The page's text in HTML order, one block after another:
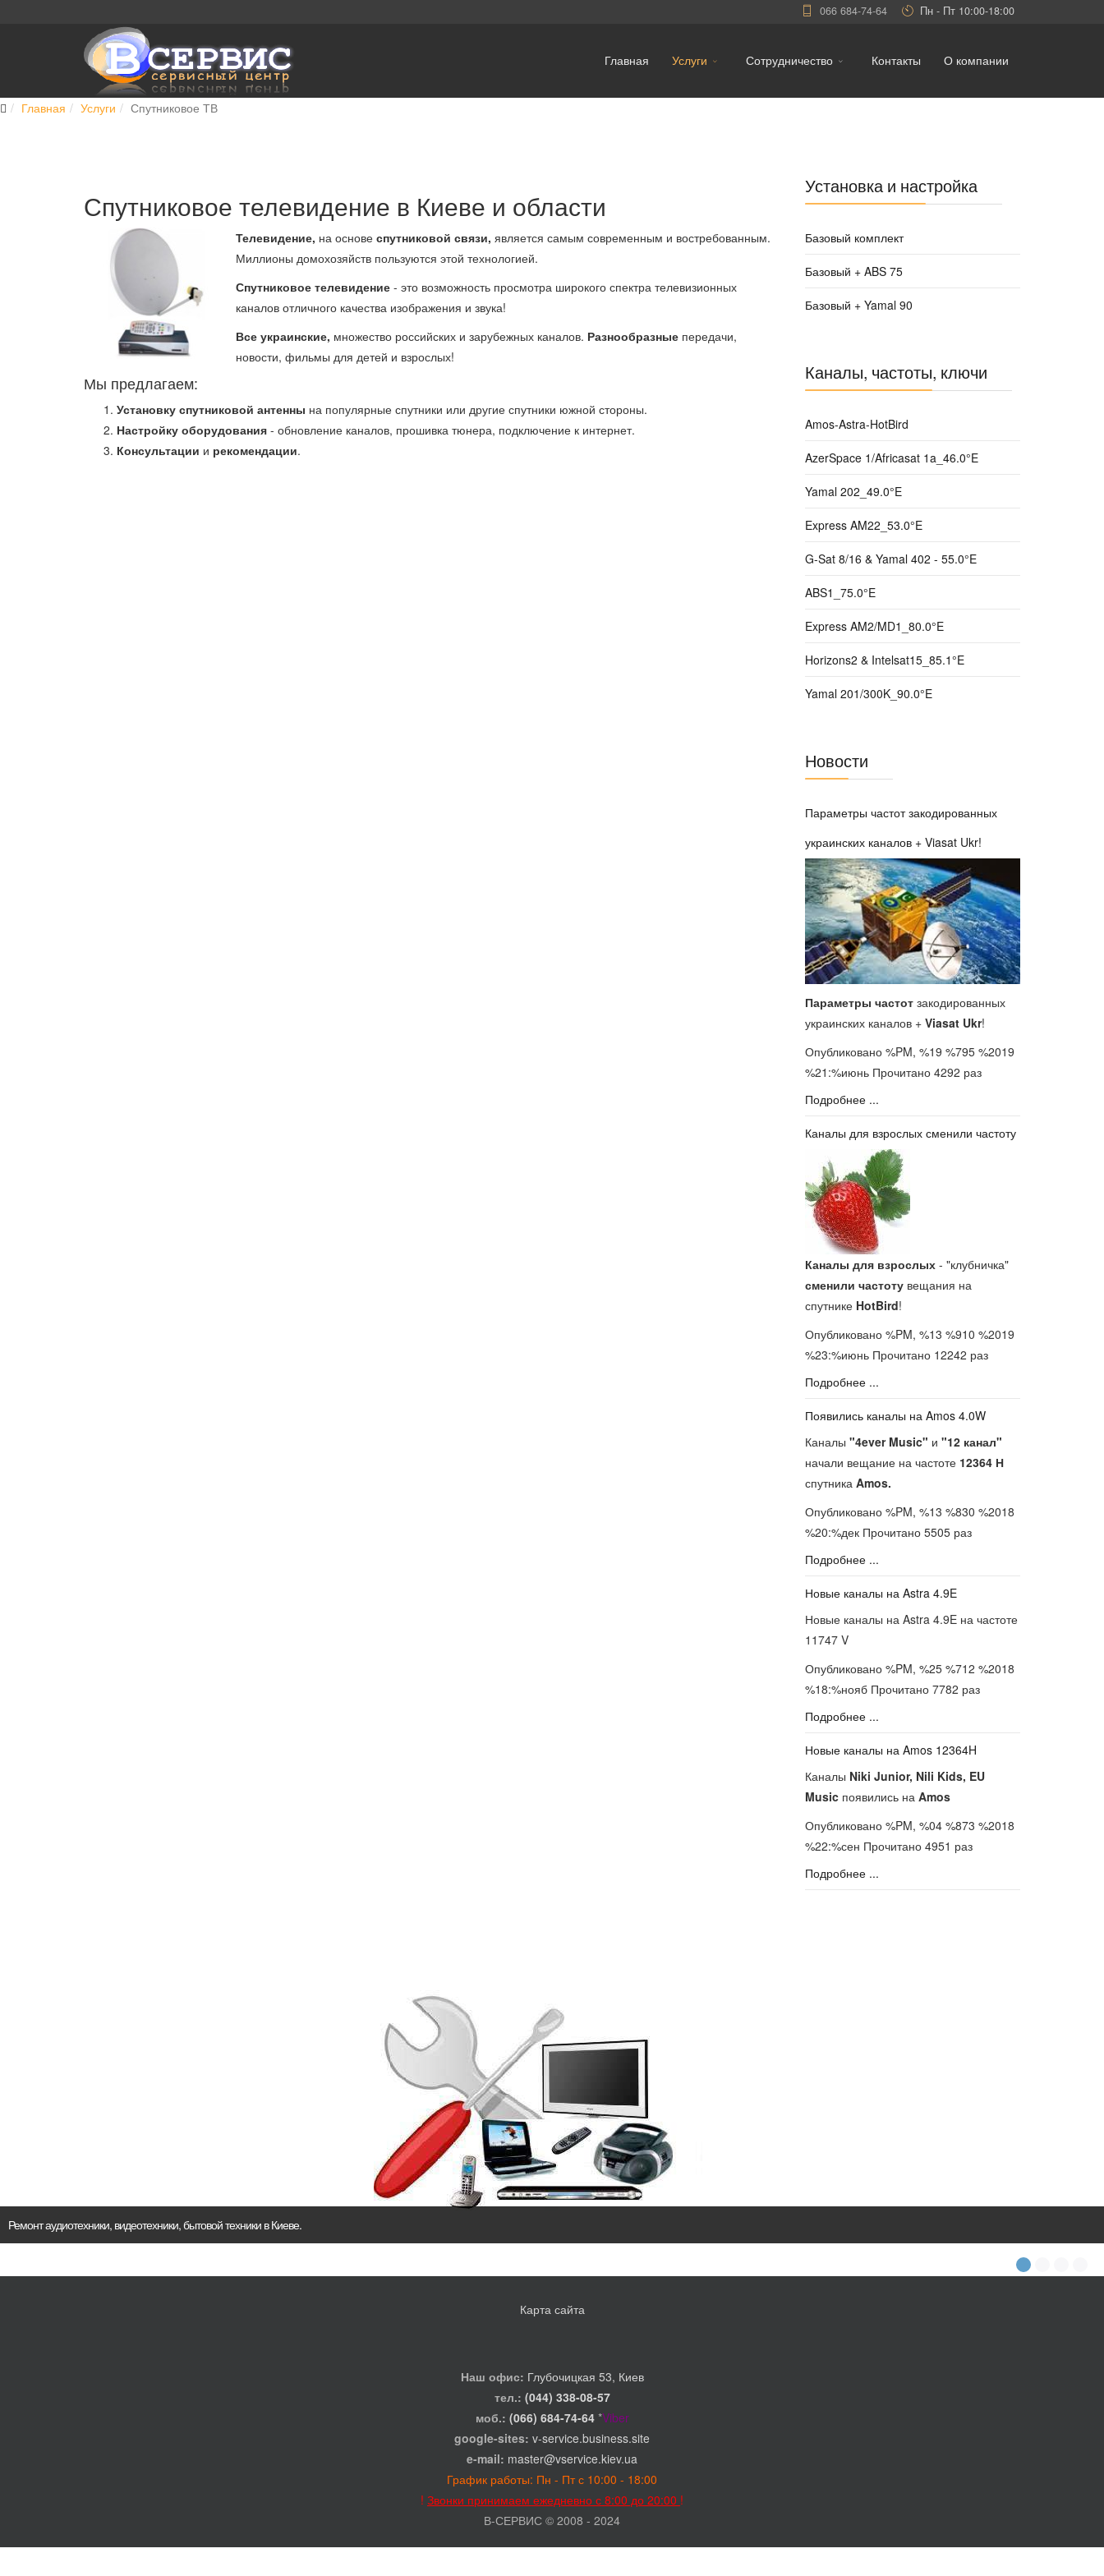
066 684-74-64 Пн - Пт 10:00-18:00
Главная Услуги Сотрудничество Контакты О компании
Главная Услуги Спутниковое ТВ
Спутниковое телевидение в Киеве и области
Телевидение, на основе спутниковой связи, является самым современным и востребованным.
Миллионы домохозяйств пользуются этой технологией.
Спутниковое телевидение - это возможность просмотра широкого спектра телевизионных
каналов отличного качества изображения и звука!
Все украинские, множество российских и зарубежных каналов. Разнообразные передачи,
новости, фильмы для детей и взрослых!
Мы предлагаем:
Установку спутниковой антенны на популярные спутники или другие спутники южной стороны.
Настройку оборудования - обновление каналов, прошивка тюнера, подключение к интернет.
Консультации и рекомендации.
Установка и настройка
Базовый комплект
Базовый + ABS 75
Базовый + Yamal 90
Каналы, частоты, ключи
Amos-Astra-HotBird
AzerSpace 1/Africasat 1a_46.0°E
Yamal 202_49.0°E
Express AM22_53.0°E
G-Sat 8/16 & Yamal 402 - 55.0°E
ABS1_75.0°E
Express AM2/MD1_80.0°E
Horizons2 & Intelsat15_85.1°E
Yamal 201/300K_90.0°E
Новости
Параметры частот закодированных
украинских каналов + Viasat Ukr!
Параметры частотзакодированных
украинских каналов + Viasat Ukr!
Опубликовано %PM, %19 %795 %2019
%21:%июнь Прочитано 4292 раз
Подробнее ...
Каналы для взрослых сменили частоту
Каналы для взрослых- "клубничка"
сменили частотувещания на
спутнике HotBird!
Опубликовано %PM, %13 %910 %2019
%23:%июнь Прочитано 12242 раз
Подробнее ...
Появились каналы на Amos 4.0W
Каналы "4ever Music" и "12 канал"
начали вещание на частоте12364 Н
спутникаAmos.
Опубликовано %PM, %13 %830 %2018
%20:%дек Прочитано 5505 раз
Подробнее ...
Новые каналы на Astra 4.9E
Новые каналы на Astra 4.9E на частоте
11747 V
Опубликовано %PM, %25 %712 %2018
%18:%нояб Прочитано 7782 раз
Подробнее ...
Новые каналы на Amos 12364H
Каналы Niki Junior, Nili Kids, EU
Musicпоявились наAmos
Опубликовано %PM, %04 %873 %2018
%22:%сен Прочитано 4951 раз
Подробнее ...
Ремонт аудиотехники, видеотехники, бытовой техники в Киеве.
Карта сайта
Наш офис: Глубочицкая 53, Киев
тел.: (044) 338-08-57
моб.: (066) 684-74-64*Viber
google-sites: v-service.business.site
e-mail: master@vservice.kiev.ua
График работы: Пн - Пт с 10:00 - 18:00
! Звонки принимаем ежедневно с 8:00 до 20:00 !
В-СЕРВИС © 2008 - 2024